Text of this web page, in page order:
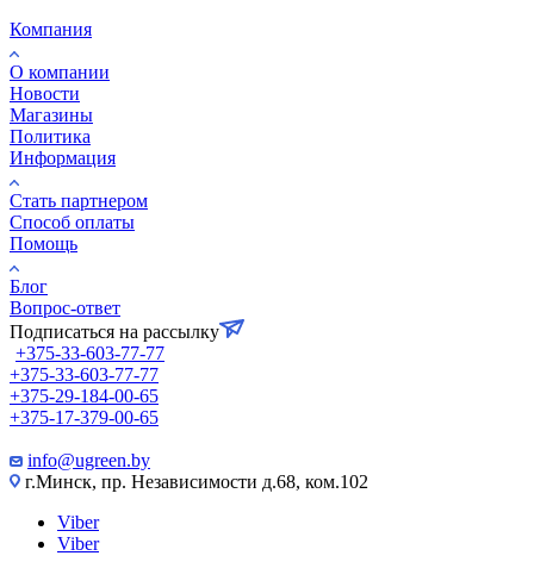
Компания
О компании
Новости
Магазины
Политика
Информация
Стать партнером
Способ оплаты
Помощь
Блог
Вопрос-ответ
Подписаться на рассылку
+375-33-603-77-77
+375-33-603-77-77
+375-29-184-00-65
+375-17-379-00-65
info@ugreen.by
г.Минск, пр. Независимости д.68, ком.102
Viber
Viber